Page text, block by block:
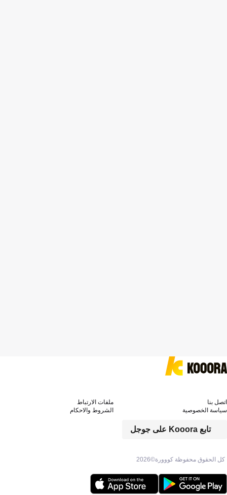
كل الحقوق محفوظة كووورة©2026
تابع Kooora على جوجل
اتصل بنا
ملفات الارتباط
سياسة الخصوصية
الشروط والاحكام